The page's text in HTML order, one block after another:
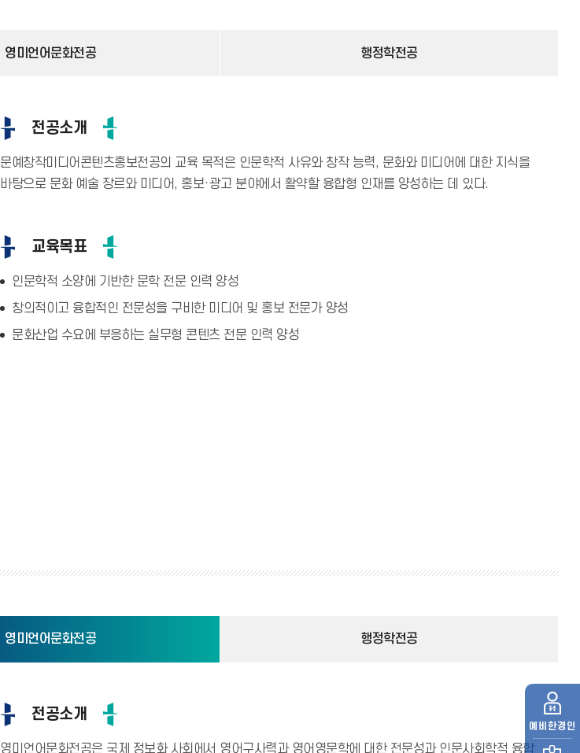
예비 한경인
영미언어문화전공 행정학전공
전공소개
문예창작미디어콘텐츠홍보전공의 교육 목적은 인문학적 사유와 창작 능력, 문화와 미디어에 대한 지식을
바탕으로 문화 예술 장르와 미디어, 홍보·광고 분야에서 활약할 융합형 인재를 양성하는 데 있다.
교육목표
인문학적 소양에 기반한 문학 전문 인력 양성
창의적이고 융합적인 전문성을 구비한 미디어 및 홍보 전문가 양성
문화산업 수요에 부응하는 실무형 콘텐츠 전문 인력 양성
영미언어문화전공 행정학전공
전공소개
영미언어문화전공은 국제 정보화 사회에서 영어구사력과 영어영문학에 대한 전문성과 인문사회학적 융합